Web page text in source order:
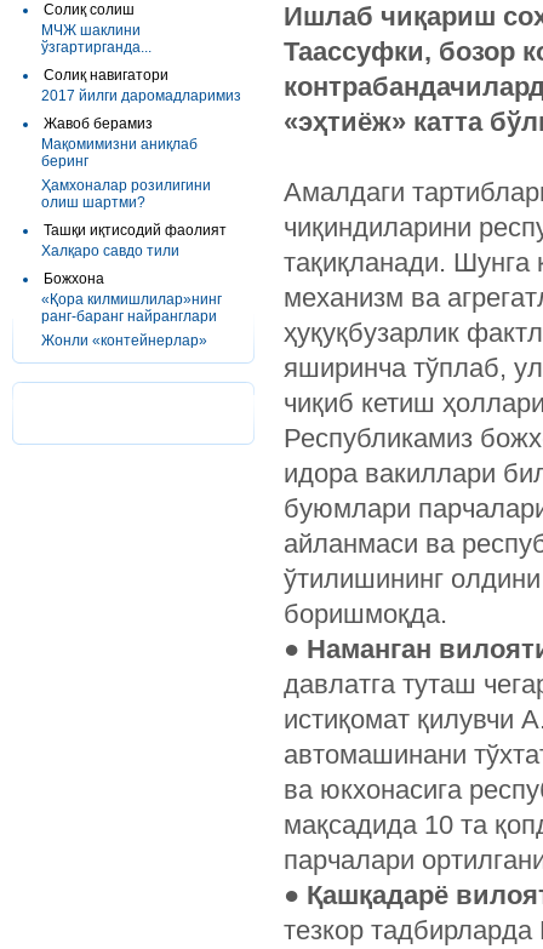
Солиқ солиш
МЧЖ шаклини
ўзгартирганда...
Солиқ навигатори
2017 йилги даромадларимиз
Жавоб берамиз
Мақомимизни аниқлаб
беринг
Ҳамхоналар розилигини
олиш шартми?
Ташқи иқтисодий фаолият
Халқаро савдо тили
Божхона
«Қора килмишлилар»нинг
ранг-баранг найранглари
Жонли «контейнерлар»
Ишлаб чиқариш
Таассуфки, бозор
«эҳтиёж» катта
Амалдаги
чиқиндиларини
тақиқланади. Шунга
механизм ва
ҳуқуқбузарлик
яширинча тўплаб,
чиқиб кетиш
Республикамиз
идора вакиллари
буюмлари
айланмаси ва
ўтилишининг
боришмоқда.
● Наманган
давлатга туташ
истиқомат қилувчи
автомашинани
ва юкхонасига
мақсадида 10 та
парчалари
● Қашқадарё
тезкор